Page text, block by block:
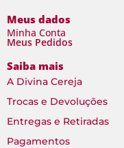
Meus dados
Minha Conta
Meus Pedidos
Saiba mais
A Divina Cereja
Trocas e Devoluções
Entregas e Retiradas
Pagamentos